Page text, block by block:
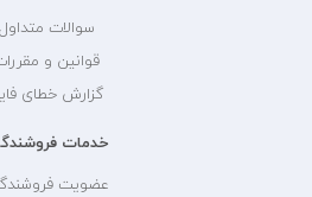
سوالات متداول
قوانین و
گزارش خطای
خدمات
عضویت